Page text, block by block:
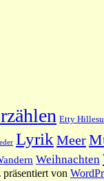
Etty
Lyrik Meer
Weihnachten
von